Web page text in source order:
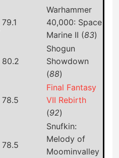
79.1
Warhammer
40,000: Space
Marine II (83)
80.2
Shogun
Showdown
(88)
78.5
Final Fantasy
VII Rebirth
(92)
78.5
Snufkin:
Melody of
Moominvalley